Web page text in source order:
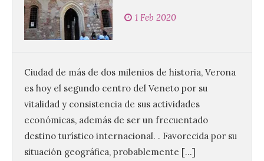
1 Feb 2020
Ciudad de más de dos milenios de historia, Verona
es hoy el segundo centro del Veneto por su
vitalidad y consistencia de sus actividades
económicas, además de ser un frecuentado
destino turístico internacional. . Favorecida por su
situación geográfica, probablemente […]
La UPSA impulsa la
creación musical con el I
8 Ago 2026
Este certamen,
promovido por el Instituto
Universitario de Música
Sacra de la Universidad
Pontificia de Salamanca